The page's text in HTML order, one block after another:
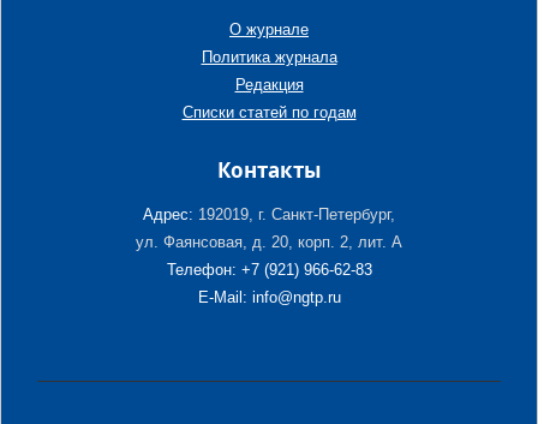
О журнале
Политика журнала
Редакция
Списки статей по годам
Контакты
Адрес: 192019, г. Санкт-Петербург,
ул. Фаянсовая, д. 20, корп. 2, лит. А
Телефон: +7 (921) 966-62-83
E-Mail: info@ngtp.ru